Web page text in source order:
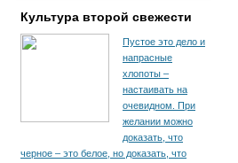
Культура второй свежести
Пустое это дело и
напрасные
хлопоты –
настаивать на
очевидном. При
желании можно
доказать, что
черное – это белое, но доказать, что